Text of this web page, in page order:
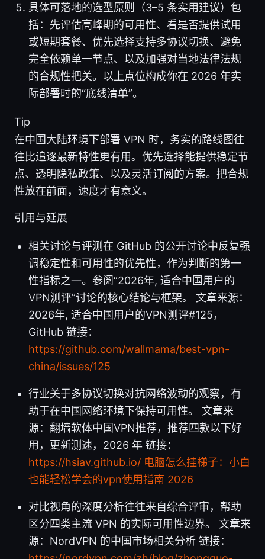
具体可落地的选型原则（3–5 条实用建议）包
括：先评估高峰期的可用性、看是否提供试用
或短期套餐、优先选择支持多协议切换、避免
完全依赖单一节点、以及加强对当地法律法规
的合规性把关。以上点位构成你在 2026 年实
际部署时的“底线清单”。
Tip
在中国大陆环境下部署 VPN 时，务实的路线图往
往比追逐最新特性更有用。优先选择能提供稳定节
点、透明隐私政策、以及灵活订阅的方案。把合规
性放在前面，速度才有意义。
引用与延展
相关讨论与评测在 GitHub 的公开讨论中反复强
调稳定性和可用性的优先性，作为判断的第一
性指标之一。参阅“2026年, 适合中国用户的
VPN测评”讨论的核心结论与框架。 文章来源：
2026年, 适合中国用户的VPN测评#125，
GitHub 链接：
https://github.com/wallmama/best-vpn-
china/issues/125
行业关于多协议切换对抗网络波动的观察，有
助于在中国网络环境下保持可用性。 文章来
源：翻墙软体中国VPN推荐，推荐四款以下好
用，更新测速，2026 年 链接：
https://hsiav.github.io/ 电脑怎么挂梯子：小白
也能轻松学会的vpn使用指南 2026
对比视角的深度分析往往来自综合评审，帮助
区分四类主流 VPN 的实际可用性边界。 文章来
源：NordVPN 的中国市场相关分析 链接：